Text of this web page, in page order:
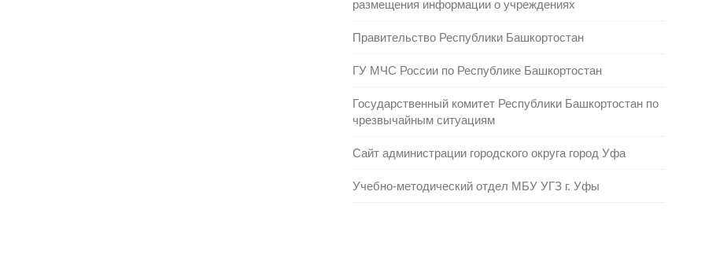
размещения информации о учреждениях
Правительство Республики Башкортостан
ГУ МЧС России по Республике Башкортостан
Государственный комитет Республики Башкортостан по
чрезвычайным ситуациям
Сайт администрации городского округа город Уфа
Учебно-методический отдел МБУ УГЗ г. Уфы